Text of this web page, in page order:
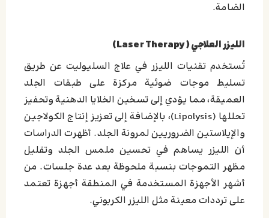
الضامة.
الليزر العلاجي (Laser Therapy)
تُستخدم تقنيات الليزر في علاج السليوليت عن طريق
تسليط موجات ضوئية مركزة على طبقات الجلد
العميقة، مما يؤدي إلى تسخين الخلايا الدهنية وتحفيز
تحللها (Lipolysis)، بالإضافة إلى تعزيز إنتاج الكولاجين
والإيلاستين الضروريين لمرونة الجلد. أظهرت الدراسات
أن الليزر يساهم في تحسين ملمس الجلد وتقليل
مظهر التموجات بنسبة ملحوظة بعد عدة جلسات. من
أشهر الأجهزة المستخدمة في المنطقة أجهزة تعتمد
على ترددات معينة مثل الليزر الكربوني.